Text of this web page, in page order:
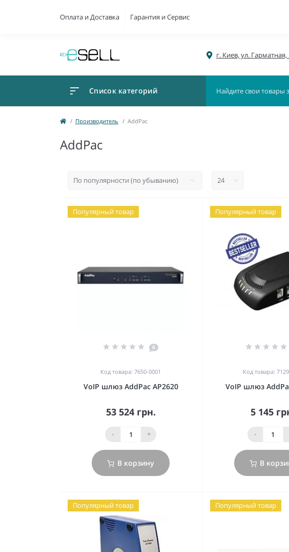
Оплата и Доставка Гарантия и Сервис
г. Киев, ул. Гарматная,
Список категорий
Производитель AddPac
AddPac
Популярный товар
0
Код товара: 7650-0001
VoIP шлюз AddPac AP2620
53 524 грн.
- +
В корзину
Популярный товар
Код товара:
VoIP шлюз
5 145
-
В
Популярный товар Популярный товар